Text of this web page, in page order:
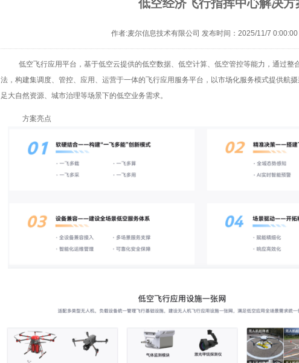
低空经济飞行指挥中心解决方
作者:麦尔信息技术有限公司 发布时间：2025/11/7
低空飞行应用平台，基于低空云提供的低空数据、低空计算、低空管控等能力，通过整
法，构建集调度、管控、应用、运营于一体的飞行应用服务平台，以市场化服务模式提供航
足大自然资源、城市治理等场景下的低空业务需求。
方案亮点